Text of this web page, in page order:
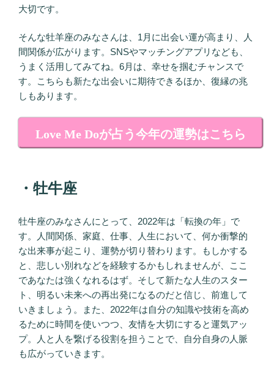
大切です。
そんな牡羊座のみなさんは、1月に出会い運が高まり、人
間関係が広がります。SNSやマッチングアプリなども、
うまく活用してみてね。6月は、幸せを掴むチャンスで
す。こちらも新たな出会いに期待できるほか、復縁の兆
しもあります。
Love Me Doが占う今年の運勢はこちら
・牡牛座
牡牛座のみなさんにとって、2022年は「転換の年」で
す。人間関係、家庭、仕事、人生において、何か衝撃的
な出来事が起こり、運勢が切り替わります。もしかする
と、悲しい別れなどを経験するかもしれませんが、ここ
であなたは強くなれるはず。そして新たな人生のスター
ト、明るい未来への再出発になるのだと信じ、前進して
いきましょう。また、2022年は自分の知識や技術を高め
るために時間を使いつつ、友情を大切にすると運気アッ
プ。人と人を繋げる役割を担うことで、自分自身の人脈
も広がっていきます。